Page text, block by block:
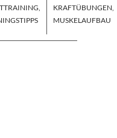
KRAFTÜBUNGEN
MUSKELAUFBAU